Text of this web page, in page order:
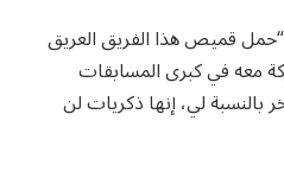
سنة قائلاً: “حمل قميص هذا الفريق العريق
معه في كبرى المسابقات
بالنسبة لي، إنها ذكريات لن